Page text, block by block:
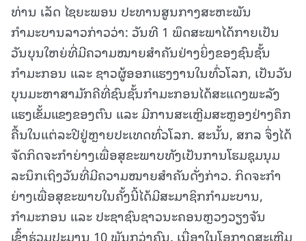
ທ່ານ ເລັດ ໄຊຍະພອນ ປະທານສູນກາງສະຫະພັນ
ກຳມະບານລາວກ່າວວ່າ: ວັນທີ 1 ພຶດສະພາໄດ້ກາຍເປັນ
ວັນບຸນໃຫຍ່ທີ່ມີຄວາມໝາຍສຳຄັນຢ່າງຍິ່ງຂອງຊົນຊັ້ນ
ກຳມະກອນ ແລະ ຊາວຜູ້ອອກແຮງງານໃນທົ່ວໂລກ, ເປັນວັນ
ບຸນມະຫາສາມັກຄີທີ່ຊົນຊັ້ນກຳມະກອນໄດ້ສະແດງພະລັງ
ແຮງເຂັ້ມແຂງຂອງຕົນ ແລະ ມີການສະເຫຼີມສະຫຼອງຢ່າງຄຶກ
ຄື້ນໃນແຕ່ລະປີຢູ່ຫຼາຍປະເທດທົ່ວໂລກ. ສະນັ້ນ, ສກລ ຈຶ່ງໄດ້
ຈັດກິດຈະກຳຍ່າງເພື່ອສຸຂະພາບທັງເປັນການໂຮມຊຸມນຸມ
ລະນຶກເຖິງວັນທີ່ມີຄວາມໝາຍສຳຄັນດັ່ງກ່າວ. ກິດຈະກຳ
ຍ່າງເພື່ອສຸຂະພາບໃນຄັ້ງນີ້ໄດ້ມີສະມາຊິກກໍາມະບານ,
ກໍາມະກອນ ແລະ ປະຊາຊົນຊາວນະຄອນຫຼວງວຽງຈັນ
ເຂົ້າຮ່ວມປະມານ 10 ພັນກວ່າຄົນ. ເນື່ອງໃນໂອກາດສະເຫຼີມ